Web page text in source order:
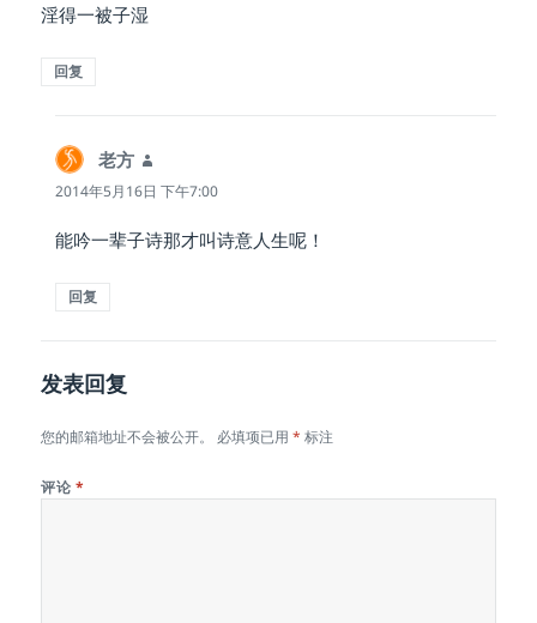
淫得一被子湿
回复
老方
道：
2014年5月16日 下午7:00
能吟一辈子诗那才叫诗意人生呢！
回复
发表回复
您的邮箱地址不会被公开。 必填项已用* 标注
评论 *